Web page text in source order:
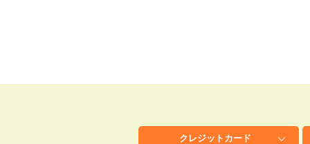
クレジット カード